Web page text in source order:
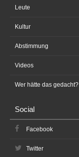
Leute
Kultur
Abstimmung
Videos
Wer hätte das gedacht?
Social
Facebook
Twitter